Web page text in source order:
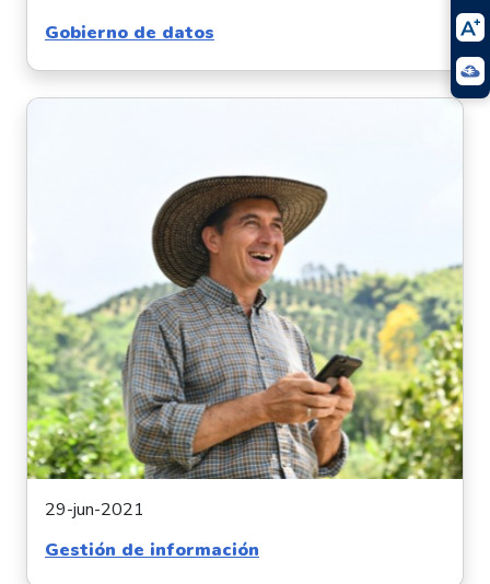
Gobierno de datos
29-jun-2021
Gestión de información